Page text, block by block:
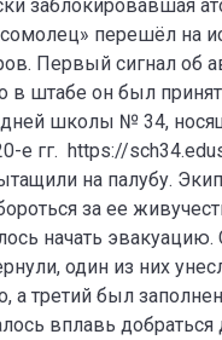
заблокировавшая
перешёл на
Первый сигнал об
в штабе он был
школы № 34,
е гг. https://
на палубу.
за ее
начать эвакуацию.
один из них
а третий был
вплавь добраться